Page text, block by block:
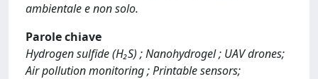
ambientale e non solo.
Parole chiave
Hydrogen sulfide (H₂S) ; Nanohydrogel ; UAV drones;
Air pollution monitoring ; Printable sensors;